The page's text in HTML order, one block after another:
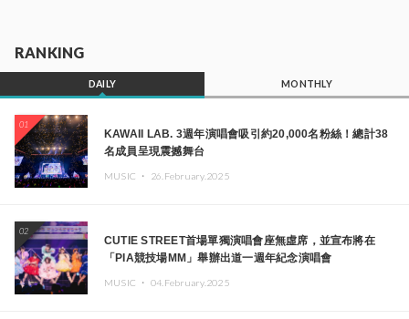
RANKING
DAILY MONTHLY
01
KAWAII LAB. 3週年演唱會吸引約20,000名粉絲！總計38
名成員呈現震撼舞台
MUSIC ・ 26.February.2025
02
CUTIE STREET首場單獨演唱會座無虛席，並宣布將在
「PIA競技場MM」舉辦出道一週年紀念演唱會
MUSIC ・ 04.February.2025